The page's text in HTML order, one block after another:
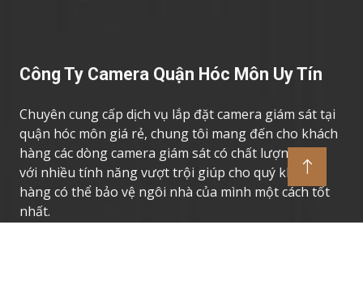
Công Ty Camera Quận Hóc Môn Uy Tín
Chuyên cung cấp dịch vụ lắp đặt camera giám sát tại
quận hóc môn giá rẻ, chung tôi mang đến cho khách
hàng các dòng camera giám sát có chất lượng cao,
với nhiều tính năng vượt trội giúp cho quý khách
hàng có thể bảo vệ ngôi nhà của mình một cách tốt
nhất.